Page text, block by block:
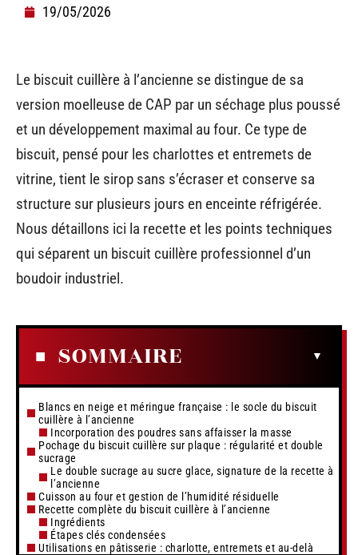
19/05/2026
Le biscuit cuillère à l’ancienne se distingue de sa
version moelleuse de CAP par un séchage plus poussé
et un développement maximal au four. Ce type de
biscuit, pensé pour les charlottes et entremets de
vitrine, tient le sirop sans s’écraser et conserve sa
structure sur plusieurs jours en enceinte réfrigérée.
Nous détaillons ici la recette et les points techniques
qui séparent un biscuit cuillère professionnel d’un
boudoir industriel.
SOMMAIRE
Blancs en neige et méringue française : le socle du biscuit
cuillère à l’ancienne
Incorporation des poudres sans affaisser la masse
Pochage du biscuit cuillère sur plaque : régularité et double
sucrage
Le double sucrage au sucre glace, signature de la recette à
l’ancienne
Cuisson au four et gestion de l’humidité résiduelle
Recette complète du biscuit cuillère à l’ancienne
Ingrédients
Étapes clés condensées
Utilisations en pâtisserie : charlotte, entremets et au-delà